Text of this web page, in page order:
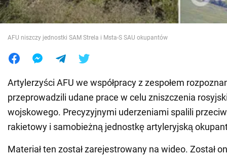
Świat
Jedzenie
AFU niszczy jednostki SAM Strela i Msta-S SAU okupantów
Artylerzyści AFU we współpracy z zespołem
przeprowadzili udane prace w celu zniszczenia
wojskowego. Precyzyjnymi uderzeniami spalili
rakietowy i samobieżną jednostkę artyleryjską
Materiał ten został zarejestrowany na wideo. Został